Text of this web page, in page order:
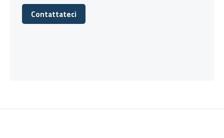
Contattateci
Contattateci